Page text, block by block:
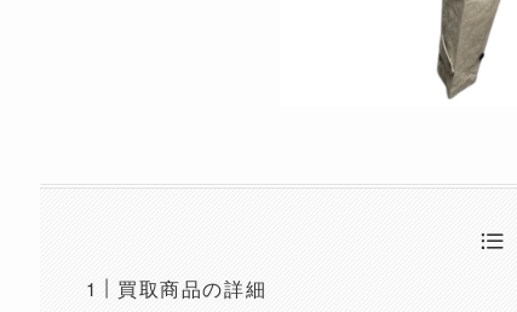
買取商品の詳細